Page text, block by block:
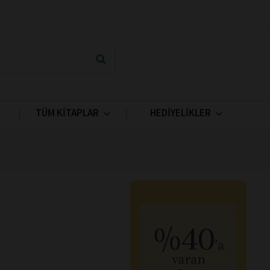
TÜM KİTAPLAR HEDİYELİKLER